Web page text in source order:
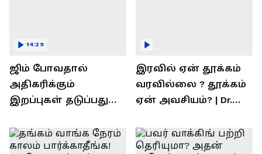
ஜிம் போவதால்
அதிகரிக்கும்
இறப்புகள் தடுப்பது
ராஜீவ் சந்தோஷம் !
14:29
இரவில் ஏன் தூக்கம்
வரவில்லை ? தூக்கம்
ஏன் அவசியம்? | Dr.
Interview